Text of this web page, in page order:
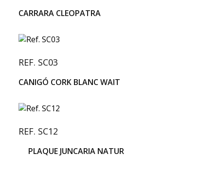
CARRARA CLEOPATRA
REF. SC03
CANIGÓ CORK BLANC WAIT
REF. SC12
PLAQUE JUNCARIA NATUR